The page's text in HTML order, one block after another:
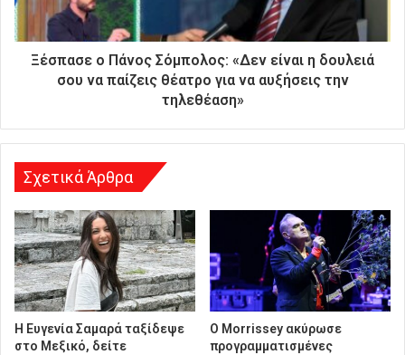
ε
ύ
η
Ξέσπασε ο Πάνος Σόμπολος: «Δεν είναι η δουλειά
σου να παίζεις θέατρο για να αυξήσεις την
τηλεθέαση»
Σχετικά Άρθρα
Η Ευγενία Σαμαρά ταξίδεψε
στο Μεξικό, δείτε
Ο Morrissey ακύρωσε
προγραμματισμένες